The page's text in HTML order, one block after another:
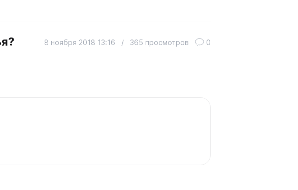
8 ноября 2018 13:16 / 365 просмотров 0